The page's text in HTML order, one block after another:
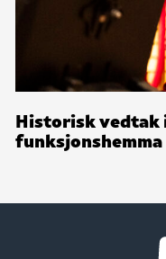
Historisk
funksjonshemma